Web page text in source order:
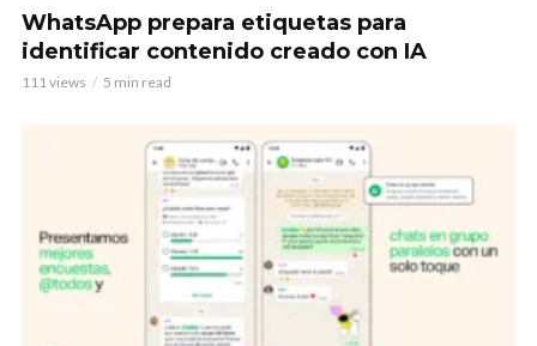
WhatsApp prepara etiquetas para
identificar contenido creado con IA
111 views 5 min read